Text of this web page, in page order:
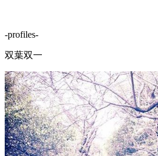
-profiles-
双葉双一